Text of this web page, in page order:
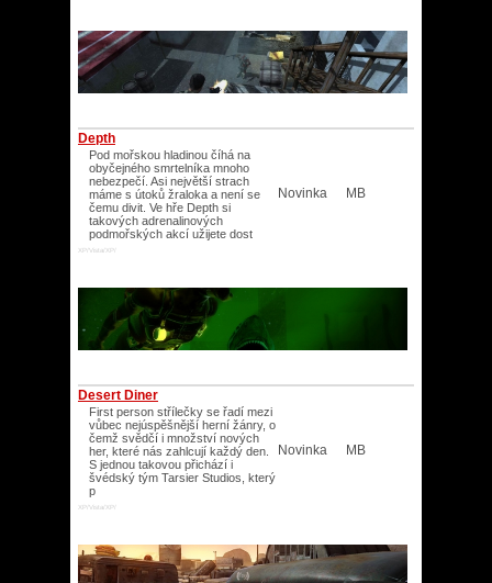
Depth
Pod mořskou hladinou číhá na
obyčejného smrtelníka mnoho
nebezpečí. Asi největší strach
máme s útoků žraloka a není se
čemu divit. Ve hře Depth si
takových adrenalinových
podmořských akcí užijete dost
XP/Vista/XP/
Novinka MB
Desert Diner
First person střílečky se řadí mezi
vůbec nejúspěšnější herní žánry, o
čemž svědčí i množství nových
her, které nás zahlcují každý den.
S jednou takovou přichází i
švédský tým Tarsier Studios, který
p
XP/Vista/XP/
Novinka MB